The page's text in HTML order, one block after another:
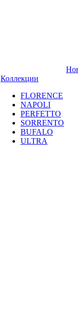
Коллекции
FLORENCE
NAPOLI
PERFETTO
SORRENTO
BUFALO
ULTRA